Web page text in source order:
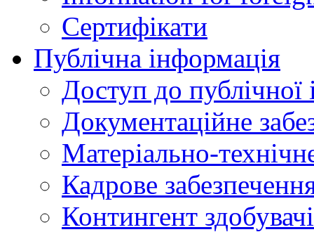
Сертифікати
Публічна інформація
Доступ до публічної
Документаційне
Матеріально-
Кадрове
Контингент